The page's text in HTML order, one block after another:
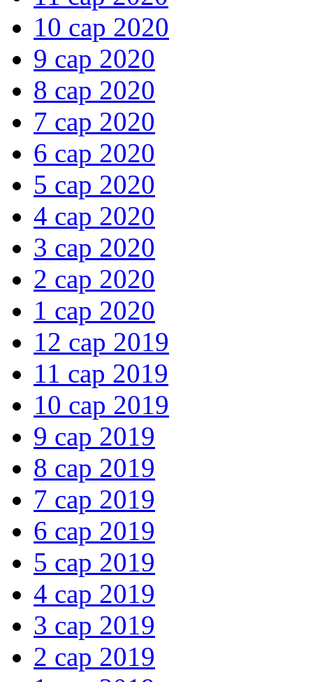
10 сар 2020
9 сар 2020
8 сар 2020
7 сар 2020
6 сар 2020
5 сар 2020
4 сар 2020
3 сар 2020
2 сар 2020
1 сар 2020
12 сар 2019
11 сар 2019
10 сар 2019
9 сар 2019
8 сар 2019
7 сар 2019
6 сар 2019
5 сар 2019
4 сар 2019
3 сар 2019
2 сар 2019